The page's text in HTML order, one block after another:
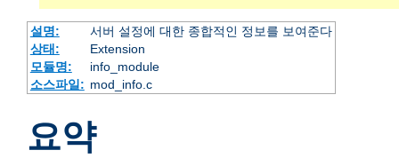
설명:
서버 설정에 대한 종합적인 정보를 보여준다
상태:
Extension
모듈명:
info_module
소스파일: mod_info.c
요약